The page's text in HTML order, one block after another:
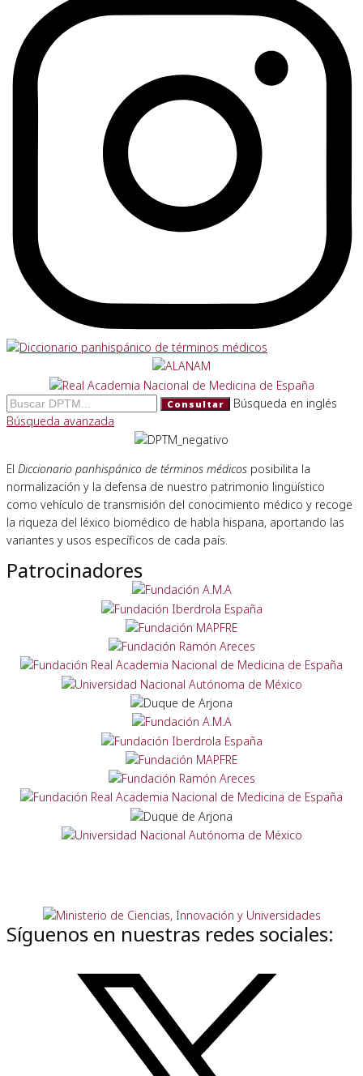
Consultar
Búsqueda en inglés
Búsqueda avanzada
El Diccionario panhispánico de términos médicos posibilita la
normalización y la defensa de nuestro patrimonio lingüístico
como vehículo de transmisión del conocimiento médico y recoge
la riqueza del léxico biomédico de habla hispana, aportando las
variantes y usos específicos de cada país.
Patrocinadores
Síguenos en nuestras redes sociales: